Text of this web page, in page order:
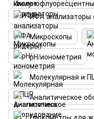
ИФА
Микроскопы
рН/ионометрия
Молекулярная и
Аналитическое
Глюкометры для